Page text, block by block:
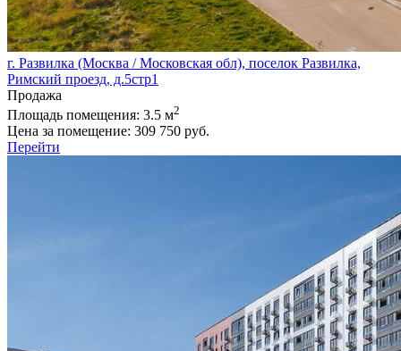
г. Развилка (Москва / Московская обл), поселок Развилка,
Римский проезд, д.5стр1
Продажа
Площадь помещения: 3.5 м2
Цена за помещение: 309 750 руб.
Перейти